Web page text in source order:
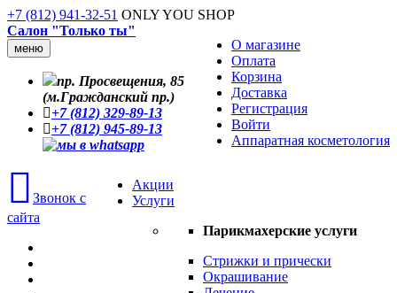
+7 (812) 941-32-51 ONLY YOU SHOP
О магазине
Оплата
Корзина
Доставка
Регистрация
Войти
Аппаратная косметология
Салон "Только ты"
меню
Акции
Услуги
Парикмахерские услуги
Стрижки и прически
Окрашивание
пр. Просвещения, 85
(м.Гражданский пр.)
+7 (812) 329-89-13
+7 (812) 945-89-13
Звонок с
сайта